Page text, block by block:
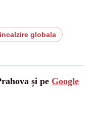
incalzire globala
și pe Google